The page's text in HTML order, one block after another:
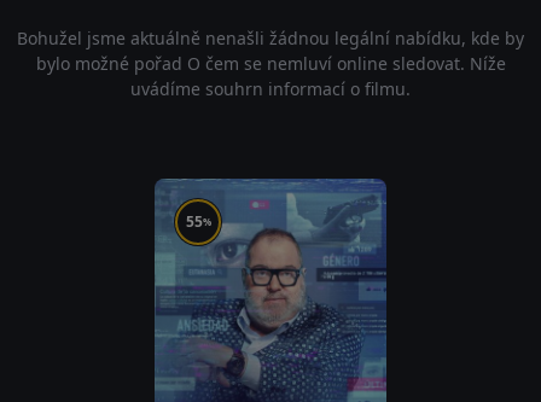
Bohužel jsme aktuálně nenašli žádnou legální nabídku, kde by
bylo možné pořad O čem se nemluví online sledovat. Níže
uvádíme souhrn informací o filmu.
55%